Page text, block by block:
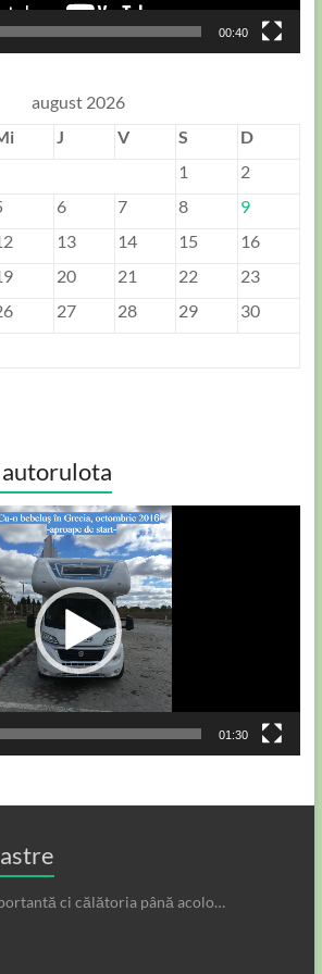
00:40
august 2026
J V S
D
1
2
6 7 8
9
13 14 15
16
20 21 22
23
27 28 29
30
autorulota
01:30
ci călătoria până acolo…